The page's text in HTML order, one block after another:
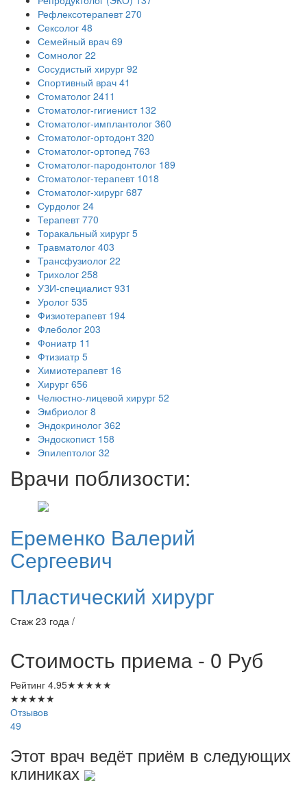
Рефлексотерапевт 270
Сексолог 48
Семейный врач 69
Сомнолог 22
Сосудистый хирург 92
Спортивный врач 41
Стоматолог 2411
Стоматолог-гигиенист 132
Стоматолог-имплантолог 360
Стоматолог-ортодонт 320
Стоматолог-ортопед 763
Стоматолог-пародонтолог 189
Стоматолог-терапевт 1018
Стоматолог-хирург 687
Сурдолог 24
Терапевт 770
Торакальный хирург 5
Травматолог 403
Трансфузиолог 22
Трихолог 258
УЗИ-специалист 931
Уролог 535
Физиотерапевт 194
Флеболог 203
Фониатр 11
Фтизиатр 5
Химиотерапевт 16
Хирург 656
Челюстно-лицевой хирург 52
Эмбриолог 8
Эндокринолог 362
Эндоскопист 158
Эпилептолог 32
Врачи поблизости:
Еременко Валерий
Сергеевич
Пластический хирург
Стаж 23 года /
Стоимость приема - 0 Руб
Рейтинг 4.95★★★★★
★★★★★
Отзывов
49
Этот врач ведёт приём в следующих
клиниках